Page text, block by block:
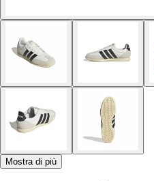
Mostra di più